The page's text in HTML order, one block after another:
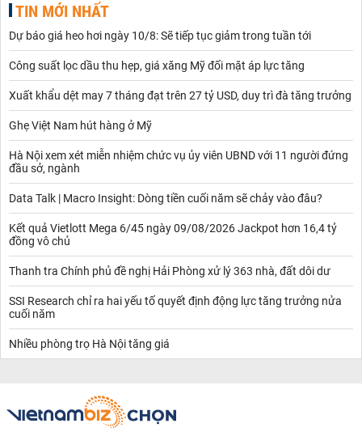
TIN MỚI NHẤT
Dự báo giá heo hơi ngày 10/8: Sẽ tiếp tục giảm trong tuần tới
Công suất lọc dầu thu hẹp, giá xăng Mỹ đối mặt áp lực tăng
Xuất khẩu dệt may 7 tháng đạt trên 27 tỷ USD, duy trì đà tăng trưởng
Ghẹ Việt Nam hút hàng ở Mỹ
Hà Nội xem xét miễn nhiệm chức vụ ủy viên UBND với 11 người đứng
đầu sở, ngành
Data Talk | Macro Insight: Dòng tiền cuối năm sẽ chảy vào đâu?
Kết quả Vietlott Mega 6/45 ngày 09/08/2026 Jackpot hơn 16,4 tỷ
đồng vô chủ
Thanh tra Chính phủ đề nghị Hải Phòng xử lý 363 nhà, đất dôi dư
SSI Research chỉ ra hai yếu tố quyết định động lực tăng trưởng nửa
cuối năm
Nhiều phòng trọ Hà Nội tăng giá